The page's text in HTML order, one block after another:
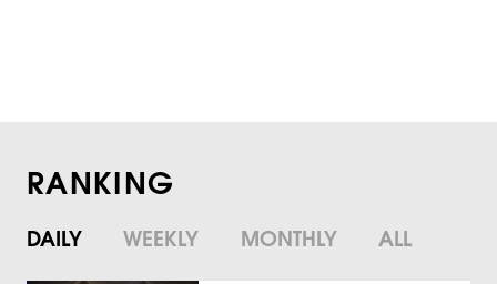
RANKING
DAILY WEEKLY MONTHLY ALL